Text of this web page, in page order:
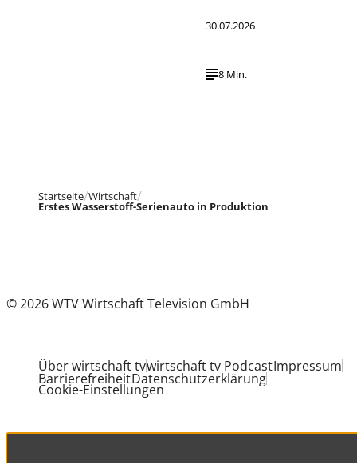
30.07.2026
8 Min.
Startseite Wirtschaft
Erstes Wasserstoff-Serienauto in Produktion
© 2026 WTV Wirtschaft Television GmbH
Über wirtschaft tvwirtschaft tv PodcastImpressum
BarrierefreiheitDatenschutzerklärung
Cookie-Einstellungen